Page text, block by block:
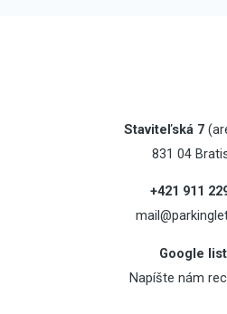
Staviteľská 7
831 04
+421 911
Google
Napíšte nám